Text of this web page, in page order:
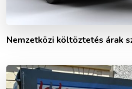
Nemzetközi költöztetés árak